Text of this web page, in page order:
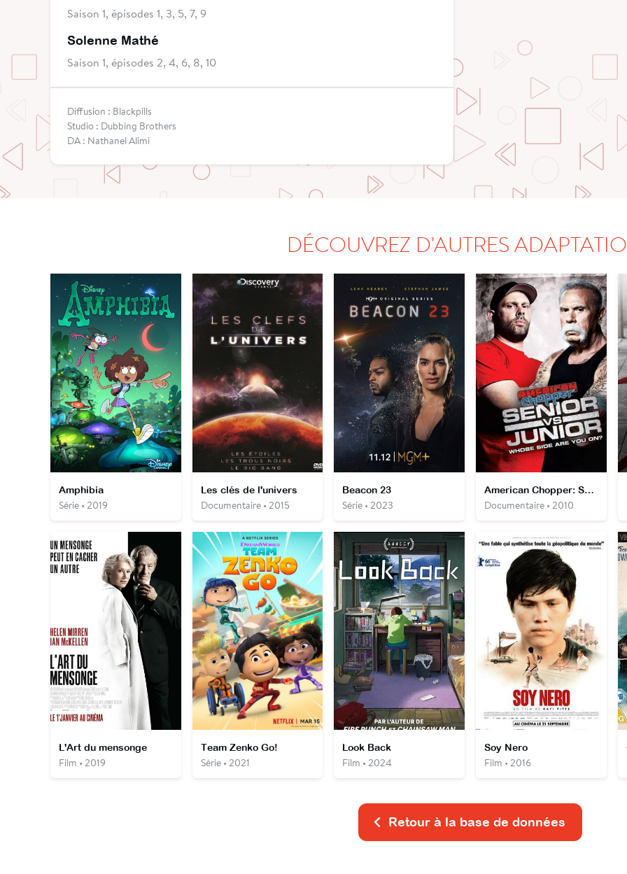
Saison 1, épisodes 1, 3, 5, 7, 9
Solenne Mathé
Saison 1, épisodes 2, 4, 6, 8, 10
Diffusion : Blackpills
Studio : Dubbing Brothers
DA : Nathanel Alimi
DÉCOUVREZ D'AUTRES
Amphibia
Série • 2019
Les clés de l'univers
Documentaire • 2015
Beacon 23
Série • 2023
American Chopper: Senior vs. Junior
Documentaire • 2010
L'Art du mensonge
Film • 2019
Team Zenko Go!
Série • 2021
Look Back
Film • 2024
Soy Nero
Film • 2016
Retour à la base de données